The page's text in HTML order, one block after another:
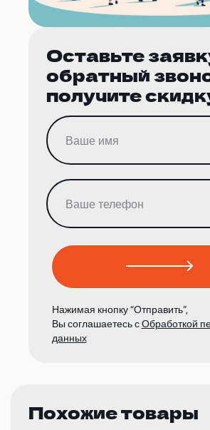
Оставьте
обратный
получите
Нажимая кнопку “Отправить”,
Вы соглашаетесь сОбработкой
данных
Похожие товары